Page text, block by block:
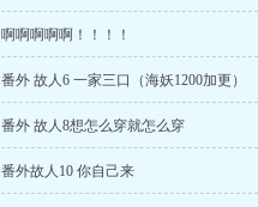
啊啊啊啊啊！！！！
番外 故人6 一家三口（海妖1200加更）
番外 故人8想怎么穿就怎么穿
番外故人10 你自己来